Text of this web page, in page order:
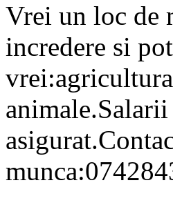
Vrei un loc de
incredere si